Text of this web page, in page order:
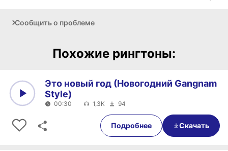
Сообщить о проблеме
Похожие рингтоны:
00:30
Это новый год (Новогодний Gangnam
Style)
00:30 1,3K 94
Подробнее Скачать